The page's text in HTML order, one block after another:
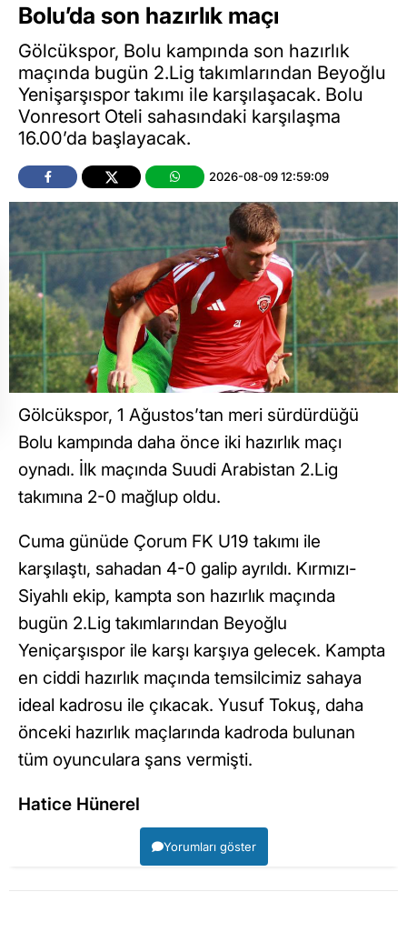
Bolu’da son hazırlık maçı
Gölcükspor, Bolu kampında son hazırlık
maçında bugün 2.Lig takımlarından Beyoğlu
Yenişarşıspor takımı ile karşılaşacak. Bolu
Vonresort Oteli sahasındaki karşılaşma
16.00’da başlayacak.
2026-08-09 12:59:09
Gölcükspor, 1 Ağustos’tan meri sürdürdüğü
Bolu kampında daha önce iki hazırlık maçı
oynadı. İlk maçında Suudi Arabistan 2.Lig
takımına 2-0 mağlup oldu.
Cuma günüde Çorum FK U19 takımı ile
karşılaştı, sahadan 4-0 galip ayrıldı. Kırmızı-
Siyahlı ekip, kampta son hazırlık maçında
bugün 2.Lig takımlarından Beyoğlu
Yeniçarşıspor ile karşı karşıya gelecek. Kampta
en ciddi hazırlık maçında temsilcimiz sahaya
ideal kadrosu ile çıkacak. Yusuf Tokuş, daha
önceki hazırlık maçlarında kadroda bulunan
tüm oyunculara şans vermişti.
Hatice Hünerel
Yorumları göster